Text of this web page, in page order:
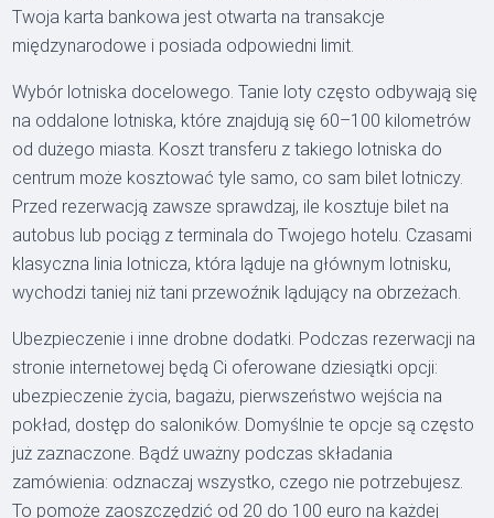
Twoja karta bankowa jest otwarta na transakcje
międzynarodowe i posiada odpowiedni limit.
Wybór lotniska docelowego. Tanie loty często odbywają się
na oddalone lotniska, które znajdują się 60–100 kilometrów
od dużego miasta. Koszt transferu z takiego lotniska do
centrum może kosztować tyle samo, co sam bilet lotniczy.
Przed rezerwacją zawsze sprawdzaj, ile kosztuje bilet na
autobus lub pociąg z terminala do Twojego hotelu. Czasami
klasyczna linia lotnicza, która ląduje na głównym lotnisku,
wychodzi taniej niż tani przewoźnik lądujący na obrzeżach.
Ubezpieczenie i inne drobne dodatki. Podczas rezerwacji na
stronie internetowej będą Ci oferowane dziesiątki opcji:
ubezpieczenie życia, bagażu, pierwszeństwo wejścia na
pokład, dostęp do saloników. Domyślnie te opcje są często
już zaznaczone. Bądź uważny podczas składania
zamówienia: odznaczaj wszystko, czego nie potrzebujesz.
To pomoże zaoszczędzić od 20 do 100 euro na każdej